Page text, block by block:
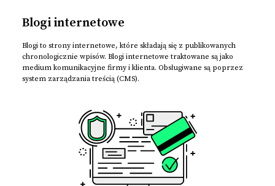
Blogi internetowe
Blogi to strony internetowe, które składają się z publikowanych
chronologicznie wpisów. Blogi internetowe traktowane są jako
medium komunikacyjne firmy i klienta. Obsługiwane są poprzez
system zarządzania treścią (CMS).